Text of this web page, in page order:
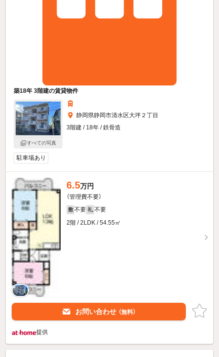
築18年 3階建の賃貸物件
すべての写真
静岡県静岡市清水区大坪２丁目
3階建 / 18年 / 鉄骨造
駐車場あり
6.5万円
（管理費不要）
敷 不要 礼 不要
2階 / 2LDK / 54.55㎡
お問い合わせ （無料）
提供